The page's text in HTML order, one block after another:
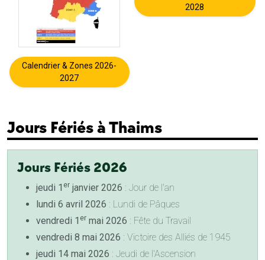
Calendrier & Zones 2026-
2027
2028
Jours Fériés à Thaims
Jours Fériés 2026
jeudi 1 er janvier 2026 : Jour de l'an
lundi 6 avril 2026 : Lundi de Pâques
vendredi 1 er mai 2026 : Fête du Travail
vendredi 8 mai 2026 : Victoire des Alliés de 1945
jeudi 14 mai 2026 : Jeudi de l'Ascension